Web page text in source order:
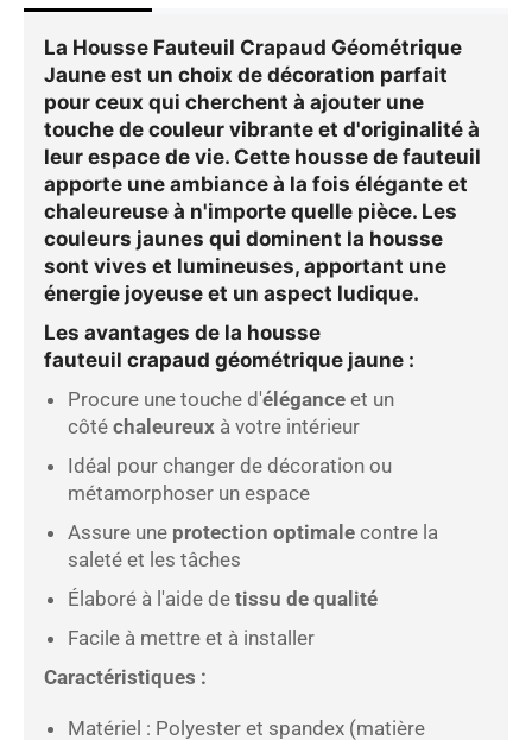
La Housse Fauteuil Crapaud Géométrique
Jaune est un choix de décoration parfait
pour ceux qui cherchent à ajouter une
touche de couleur vibrante et d'originalité à
leur espace de vie. Cette housse de fauteuil
apporte une ambiance à la fois élégante et
chaleureuse à n'importe quelle pièce. Les
couleurs jaunes qui dominent la housse
sont vives et lumineuses, apportant une
énergie joyeuse et un aspect ludique.
Les avantages de la housse
fauteuil crapaud géométrique jaune :
Procure une touche d'élégance et un
côté chaleureux à votre intérieur
Idéal pour changer de décoration ou
métamorphoser un espace
Assure une protection optimale contre la
saleté et les tâches
Élaboré à l'aide de tissu de qualité
Facile à mettre et à installer
Caractéristiques :
Matériel : Polyester et spandex (matière